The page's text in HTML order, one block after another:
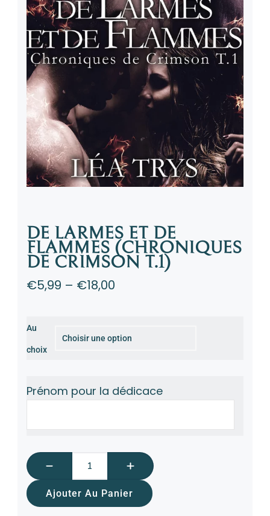
DE LARMES ET DE
FLAMMES (CHRONIQUES
DE CRIMSON T.1)
€5,99 – €18,00
Au
choix
Prénom pour la dédicace
Ajouter Au Panier